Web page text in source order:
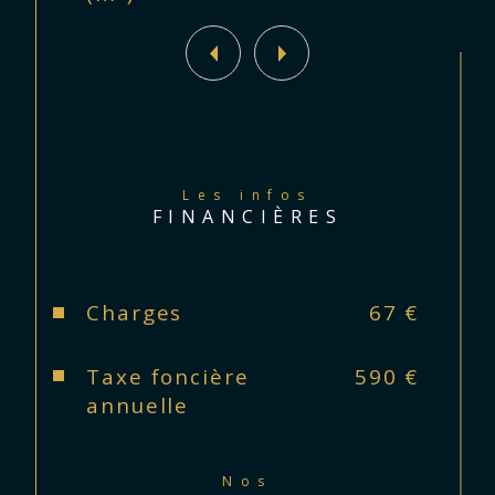
Les infos
FINANCIÈRES
Charges 67 €
Taxe foncière
annuelle
590 €
Nos